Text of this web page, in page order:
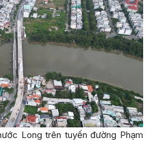
Long trên tuyến đường Phạm